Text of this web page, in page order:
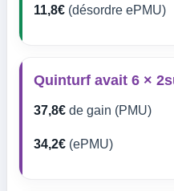
11,8€ (désordre ePMU)
Quinturf avait 6 ×
37,8€ de gain (PMU)
34,2€ (ePMU)